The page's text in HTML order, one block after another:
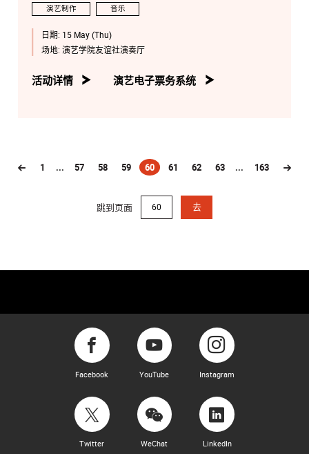
演艺制作 音乐
日期: 15 May (Thu)
场地: 演艺学院友谊社演奏厅
活动详情 演艺电子票务系统
1 ... 57 58 59 60
(current)
61 62 63 ... 163
跳到页面 去
Facebook YouTube Instagram
Twitter WeChat LinkedIn